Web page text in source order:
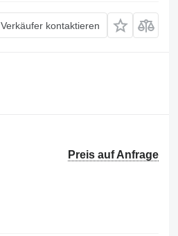
Verkäufer kontaktieren
Preis auf Anfrage